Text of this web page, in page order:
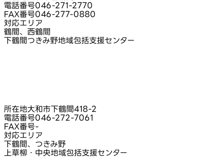
電話番号046-271-2770
FAX番号046-277-0880
対応エリア
鶴間、西鶴間
下鶴間つきみ野地域包括支援センター
所在地大和市下鶴間418-2
電話番号046-272-7061
FAX番号-
対応エリア
下鶴間、つきみ野
上草柳・中央地域包括支援センター